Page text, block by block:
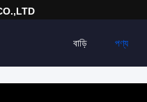
বাড়ি পণ্য